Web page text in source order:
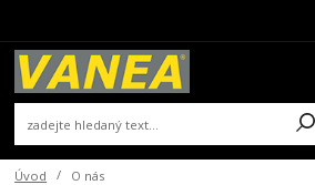
Úvod O nás